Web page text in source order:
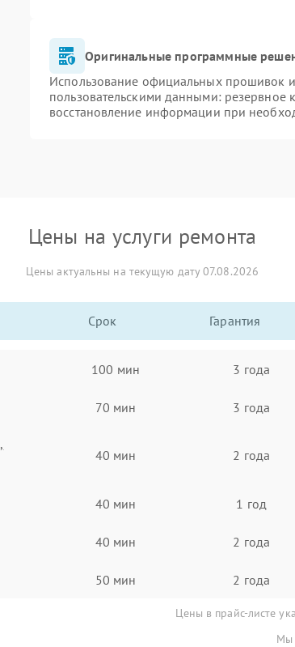
Оригинальные программные
Использование официальных прошивок и
пользовательскими данными: резервное
восстановление информации при
Цены на услуги ремонта
Цены актуальны на текущую дату 07.08.2026
Срок Гарантия
100 мин 3 года
70 мин 3 года
40 мин 2 года
40 мин 1 год
40 мин 2 года
50 мин 2 года
Цены в прайс-листе
Мы